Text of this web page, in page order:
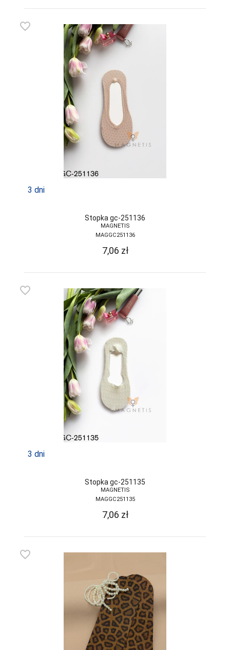
favorite_border
3 dni
Stopka gc-251136
MAGNETIS
MAGGC251136
7,06 zł
favorite_border
3 dni
Stopka gc-251135
MAGNETIS
MAGGC251135
7,06 zł
favorite_border